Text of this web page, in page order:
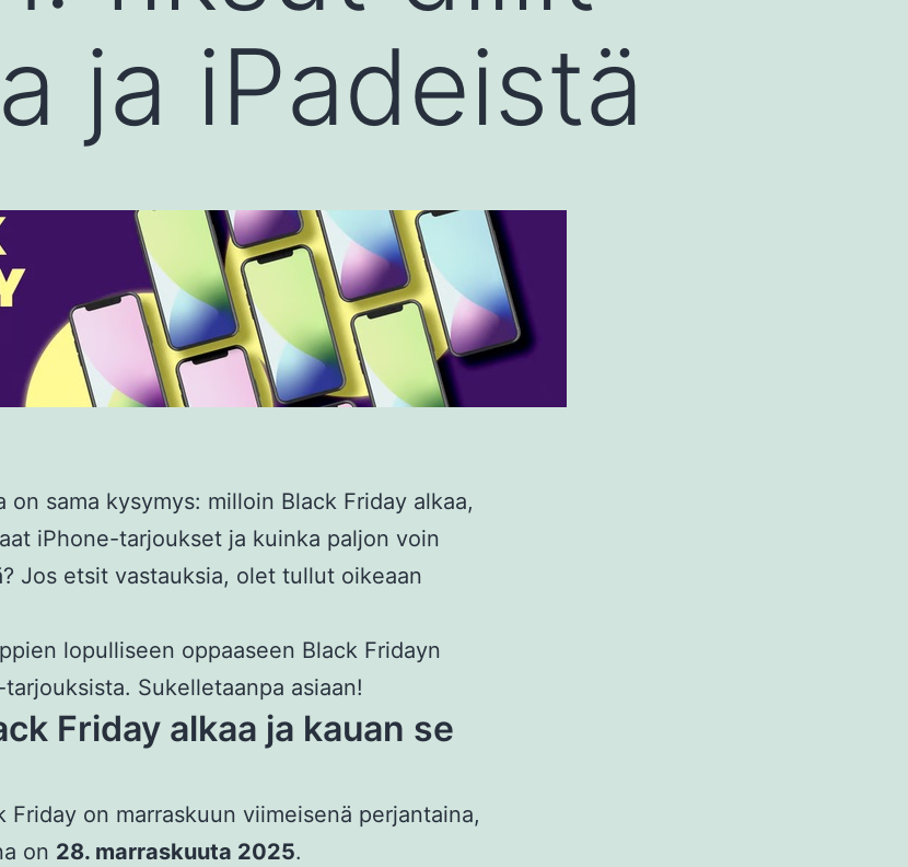
ja iPadeistä
on sama kysymys: milloin Black Friday alkaa,
iPhone-tarjoukset ja kuinka paljon voin
Jos etsit vastauksia, olet tullut oikeaan
lopulliseen oppaaseen Black Fridayn
Sukelletaanpa asiaan!
Friday alkaa ja kauan se
Friday on marraskuun viimeisenä perjantaina,
on 28. marraskuuta 2025.